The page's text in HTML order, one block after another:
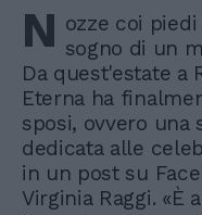
N ozze coi
sogno di un
Da quest'estate a
Eterna ha
sposi, ovvero una
dedicata alle
in un post su
Virginia Raggi. «È